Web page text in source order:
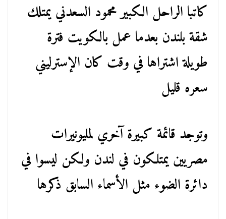
كاتبا الراحل الكبير محمود السعدني يمتلك
شقة بلندن بعدما عمل بالكويت فترة
طويلة اشتراها في وقت كان الإسترليني
سعره قليل
وتوجد قائمة كبيرة آخري لمليونيرات
مصريين يمتلكون في لندن ولكن ليسوا في
دائرة الضوء مثل الأسماء السابق ذكرها